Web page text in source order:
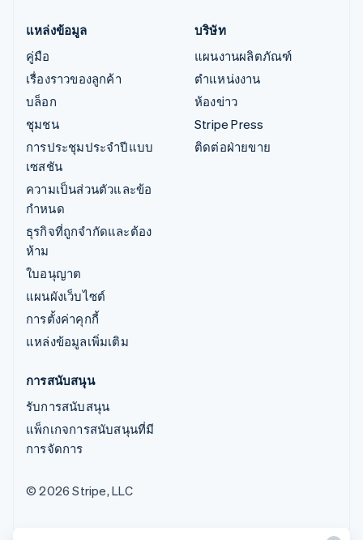
แหล่งข้อมูล
คู่มือ
เรื่องราวของลูกค้า
บล็อก
ชุมชน
การประชุมประจำปีแบบ
เซสชัน
ความเป็นส่วนตัวและข้อ
กำหนด
ธุรกิจที่ถูกจำกัดและต้อง
ห้าม
ใบอนุญาต
แผนผังเว็บไซต์
การตั้งค่าคุกกี้
แหล่งข้อมูลเพิ่มเติม
บริษัท
แผนงานผลิตภัณฑ์
ตำแหน่งงาน
ห้องข่าว
Stripe Press
ติดต่อฝ่ายขาย
การสนับสนุน
รับการสนับสนุน
แพ็กเกจการสนับสนุนที่มี
การจัดการ
© 2026 Stripe, LLC